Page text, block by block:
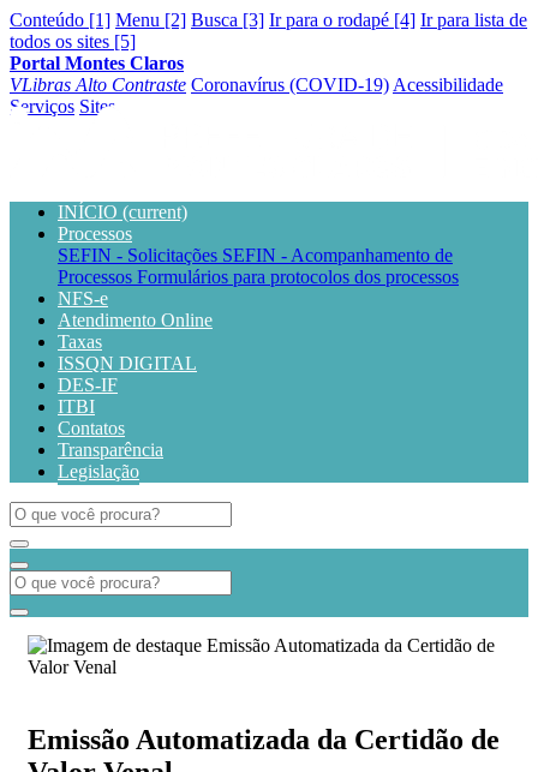
Conteúdo [1] Menu [2] Busca [3] Ir para o rodapé [4] Ir para lista de
todos os sites [5]
Portal Montes Claros
VLibras Alto Contraste Coronavírus (COVID-19) Acessibilidade
Serviços Sites
INÍCIO (current)
Processos
SEFIN - Solicitações SEFIN - Acompanhamento de
Processos Formulários para protocolos dos processos
NFS-e
Atendimento Online
Taxas
ISSQN DIGITAL
DES-IF
ITBI
Contatos
Transparência
Legislação
Emissão Automatizada da Certidão de